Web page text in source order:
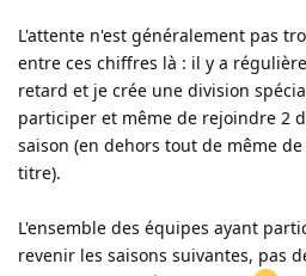
L'attente n'est généralement pas
entre ces chiffres là : il y a
retard et je crée une division
participer et même de rejoindre 2
saison (en dehors tout de même
titre).
L'ensemble des équipes ayant
revenir les saisons suivantes, pas